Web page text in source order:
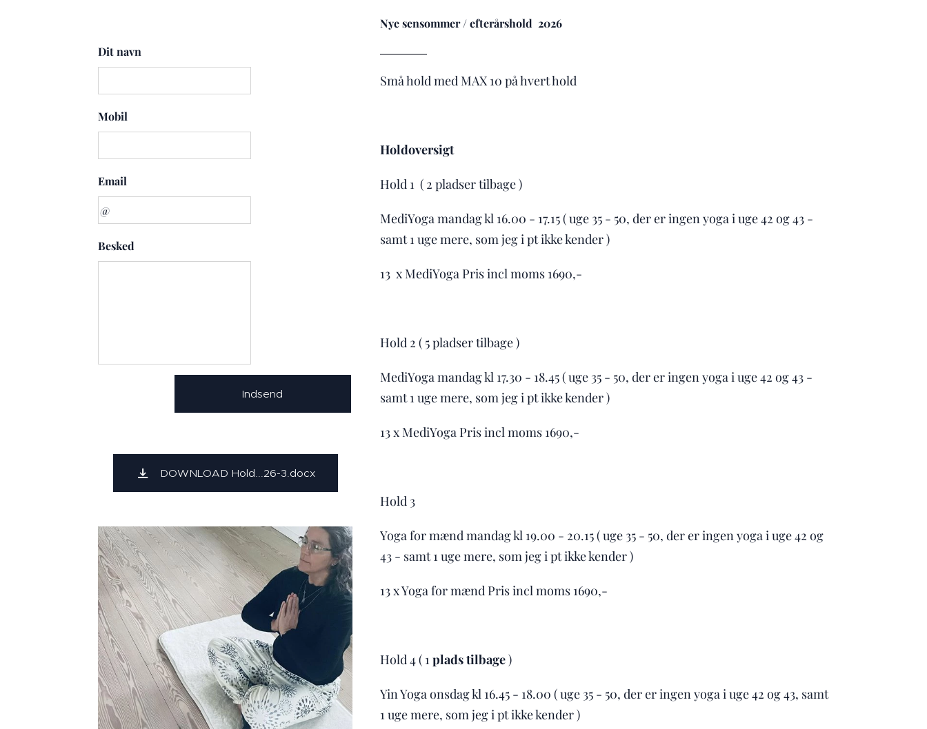
Dit navn
Mobil
Email
Besked
Indsend
DOWNLOAD Hold...26-3.docx
Nye sensommer / efterårshold 2026
Små hold med MAX 10 på hvert hold
Holdoversigt
Hold 1 ( 2 pladser tilbage )
MediYoga mandag kl 16.00 - 17.15 ( uge 35 - 50, der er ingen yoga i uge 42 og 43 -
samt 1 uge mere, som jeg i pt ikke kender )
13 x MediYoga Pris incl moms 1690,-
Hold 2 ( 5 pladser tilbage )
MediYoga mandag kl 17.30 - 18.45 ( uge 35 - 50, der er ingen yoga i uge 42 og 43 -
samt 1 uge mere, som jeg i pt ikke kender )
13 x MediYoga Pris incl moms 1690,-
Hold 3
Yoga for mænd mandag kl 19.00 - 20.15 ( uge 35 - 50, der er ingen yoga i uge 42 og
43 - samt 1 uge mere, som jeg i pt ikke kender )
13 x Yoga for mænd Pris incl moms 1690,-
Hold 4 ( 1plads tilbage)
Yin Yoga onsdag kl 16.45 - 18.00 ( uge 35 - 50, der er ingen yoga i uge 42 og 43, samt
1 uge mere, som jeg i pt ikke kender )